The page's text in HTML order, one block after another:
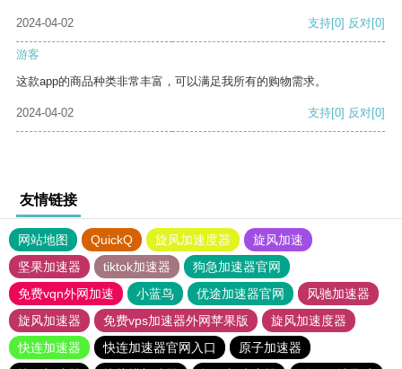
2024-04-02 支持[0] 反对[0]
游客
这款app的商品种类非常丰富，可以满足我所有的购物需求。
2024-04-02 支持[0] 反对[0]
友情链接
网站地图 QuickQ 旋风加速度器
旋风加速
坚果加速器
tiktok加速器
狗急加速器官网
免费vqn外网加速
小蓝鸟 优途加速器官网
风驰加速器
旋风加速器
免费vps加速器外网苹果版
旋风加速度器
快连加速器
快连加速器官网入口
原子加速器